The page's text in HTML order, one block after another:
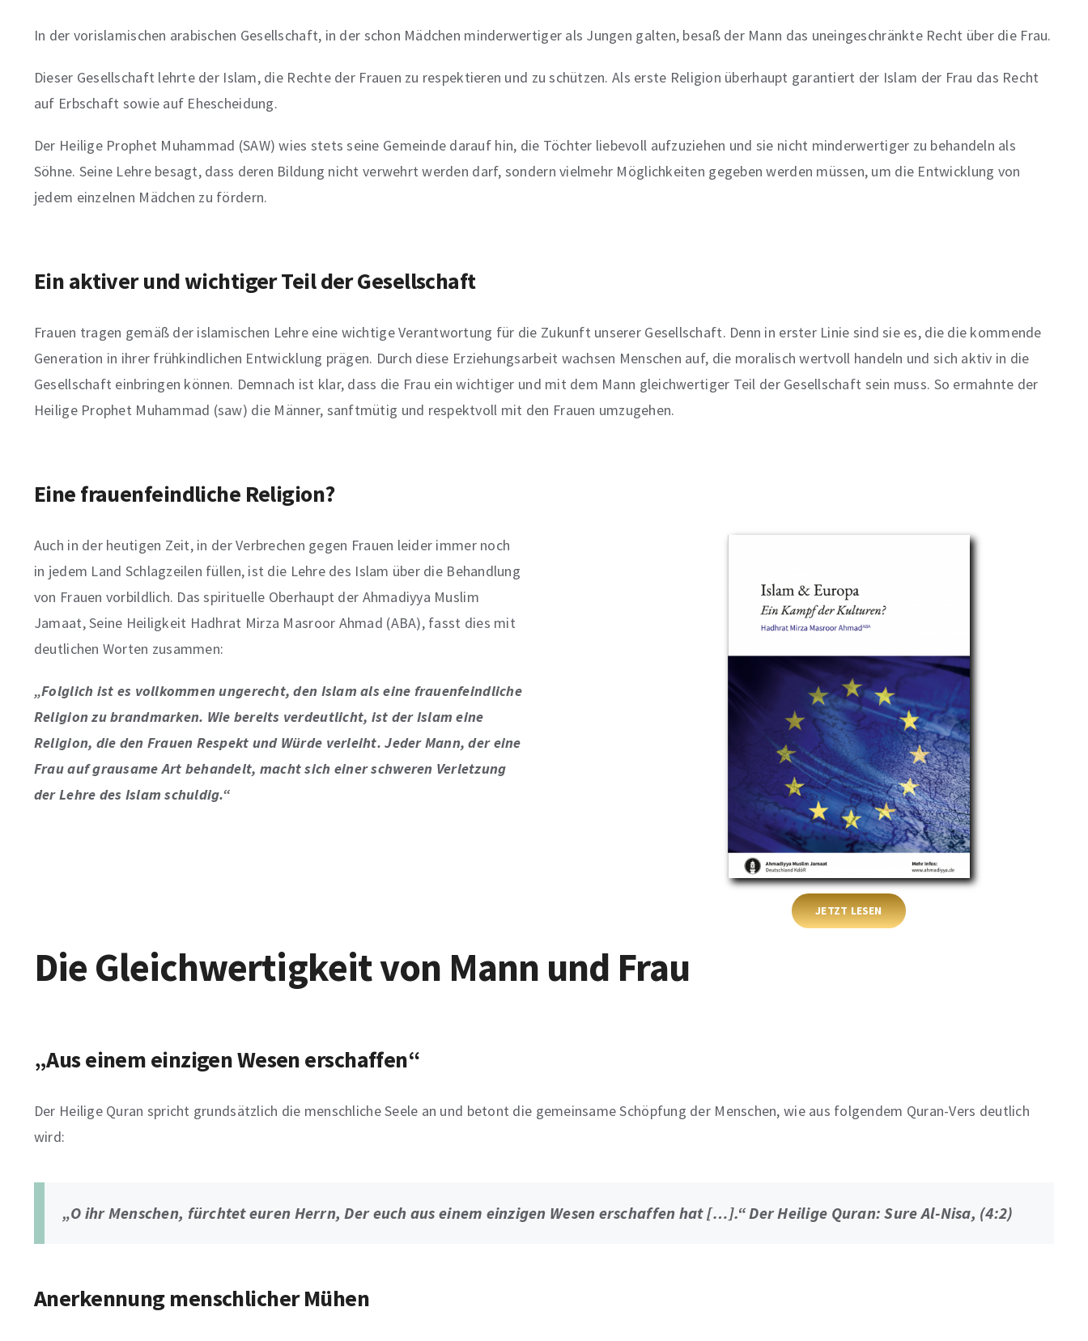
In der vorislamischen arabischen Gesellschaft, in der schon Mädchen minderwertiger als Jungen galten, besaß der Mann das uneingeschränkte Recht über die Frau.
Dieser Gesellschaft lehrte der Islam, die Rechte der Frauen zu respektieren und zu schützen. Als erste Religion überhaupt garantiert der Islam der Frau das Recht
auf Erbschaft sowie auf Ehescheidung.
Der Heilige Prophet Muhammad (SAW) wies stets seine Gemeinde darauf hin, die Töchter liebevoll aufzuziehen und sie nicht minderwertiger zu behandeln als
Söhne. Seine Lehre besagt, dass deren Bildung nicht verwehrt werden darf, sondern vielmehr Möglichkeiten gegeben werden müssen, um die Entwicklung von
jedem einzelnen Mädchen zu fördern.
Ein aktiver und wichtiger Teil der Gesellschaft
Frauen tragen gemäß der islamischen Lehre eine wichtige Verantwortung für die Zukunft unserer Gesellschaft. Denn in erster Linie sind sie es, die die kommende
Generation in ihrer frühkindlichen Entwicklung prägen. Durch diese Erziehungsarbeit wachsen Menschen auf, die moralisch wertvoll handeln und sich aktiv in die
Gesellschaft einbringen können. Demnach ist klar, dass die Frau ein wichtiger und mit dem Mann gleichwertiger Teil der Gesellschaft sein muss. So ermahnte der
Heilige Prophet Muhammad (saw) die Männer, sanftmütig und respektvoll mit den Frauen umzugehen.
Eine frauenfeindliche Religion?
Auch in der heutigen Zeit, in der Verbrechen gegen Frauen leider immer noch
in jedem Land Schlagzeilen füllen, ist die Lehre des Islam über die Behandlung
von Frauen vorbildlich. Das spirituelle Oberhaupt der Ahmadiyya Muslim
Jamaat, Seine Heiligkeit Hadhrat Mirza Masroor Ahmad (ABA), fasst dies mit
deutlichen Worten zusammen:
„Folglich ist es vollkommen ungerecht, den Islam als eine frauenfeindliche
Religion zu brandmarken. Wie bereits verdeutlicht, ist der Islam eine
Religion, die den Frauen Respekt und Würde verleiht. Jeder Mann, der eine
Frau auf grausame Art behandelt, macht sich einer schweren Verletzung
der Lehre des Islam schuldig.“
JETZT LESEN
Die Gleichwertigkeit von Mann und Frau
„Aus einem einzigen Wesen erschaffen“
Der Heilige Quran spricht grundsätzlich die menschliche Seele an und betont die gemeinsame Schöpfung der Menschen, wie aus folgendem Quran-Vers deutlich
wird:
„O ihr Menschen, fürchtet euren Herrn, Der euch aus einem einzigen Wesen erschaffen hat […].“ Der Heilige Quran: Sure Al-Nisa, (4:2)
Anerkennung menschlicher Mühen